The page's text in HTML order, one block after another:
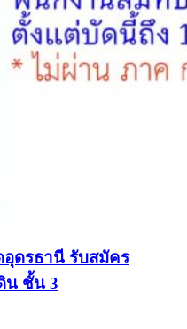
ดรธานี รับสมัคร
น ชั้น 3